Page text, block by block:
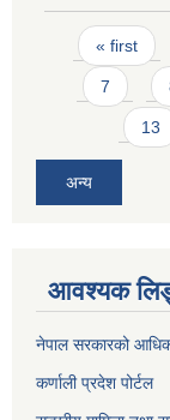
Pages
« first
7
13
अन्य
आवश्यक
नेपाल सरकारको
कर्णाली प्रदेश पोर्टल